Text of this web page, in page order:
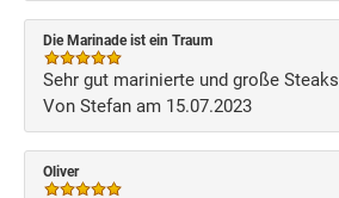
Die Marinade ist ein Traum
Sehr gut marinierte und große Steaks
Von Stefan am 15.07.2023
Oliver